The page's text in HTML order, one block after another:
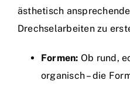
ästhetisch
Drechselarbeiten zu
Formen: Ob rund,
organisch – die